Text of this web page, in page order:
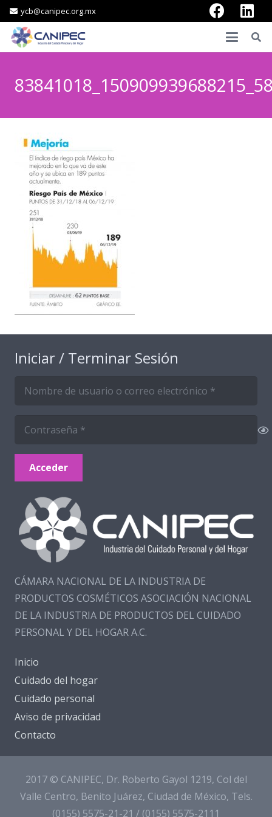
ycb@canipec.org.mx
Iniciar / Terminar Sesión
Acceder
CÁMARA NACIONAL DE LA INDUSTRIA DE
PRODUCTOS COSMÉTICOS ASOCIACIÓN NACIONAL
DE LA INDUSTRIA DE PRODUCTOS DEL CUIDADO
PERSONAL Y DEL HOGAR A.C.
Inicio
Cuidado del hogar
Cuidado personal
Aviso de privacidad
Contacto
2017 © CANIPEC, Dr. Roberto Gayol 1219, Col del
Valle Centro, Benito Juárez, Ciudad de México, Tels.
(0155) 5575-21-21 / (0155) 5575-2111